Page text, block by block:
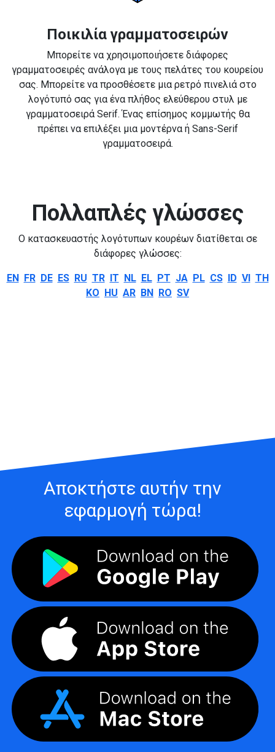
Ποικιλία γραμματοσειρών
Μπορείτε να χρησιμοποιήσετε διάφορες
γραμματοσειρές ανάλογα με τους πελάτες του κουρείου
σας. Μπορείτε να προσθέσετε μια ρετρό πινελιά στο
λογότυπό σας για ένα πλήθος ελεύθερου στυλ με
γραμματοσειρά Serif. Ένας επίσημος κομμωτής θα
πρέπει να επιλέξει μια μοντέρνα ή Sans-Serif
γραμματοσειρά.
Πολλαπλές γλώσσες
Ο κατασκευαστής λογότυπων κουρέων διατίθεται σε
διάφορες γλώσσες:
EN FR DE ES RU TR IT NL EL PT JA PL CS ID VI TH
KO HU AR BN RO SV
Αποκτήστε αυτήν την
εφαρμογή τώρα!